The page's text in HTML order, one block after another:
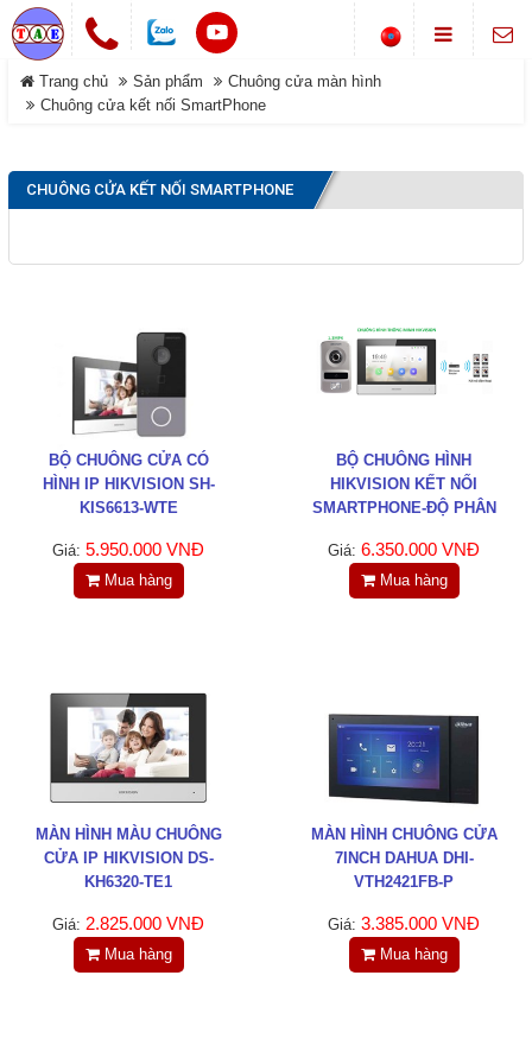
Chuông cửa không dây
Khóa cổng điện tử
Máy bộ đàm
Hệ thống gọi phục vụ
Đóng
Trang chủ Sản phẩm
Chuông cửa màn hình
Chuông cửa kết nối SmartPhone
CHUÔNG CỬA KẾT NỐI SMARTPHONE
BỘ CHUÔNG CỬA CÓ
HÌNH IP HIKVISION SH-
KIS6613-WTE
Giá: 5.950.000 VNĐ
Mua hàng
BỘ CHUÔNG HÌNH
HIKVISION KẾT NỐI
SMARTPHONE-ĐỘ PHÂN
Giá: 6.350.000 VNĐ
Mua hàng
MÀN HÌNH MÀU CHUÔNG
CỬA IP HIKVISION DS-
KH6320-TE1
Giá: 2.825.000 VNĐ
Mua hàng
MÀN HÌNH CHUÔNG CỬA
7INCH DAHUA DHI-
VTH2421FB-P
Giá: 3.385.000 VNĐ
Mua hàng
DANH MỤC
Sản phẩm
Giới thiệu
Tải về
Tin tức
Liên hệ
TRÊN MẠNG XÃ HỘI
Google
Twitter
LIÊN HỆ
đường Phan Trọng Tuệ, Xã
Đại Thanh, TP Hà Nội.
0988 829 841-0916 585 972